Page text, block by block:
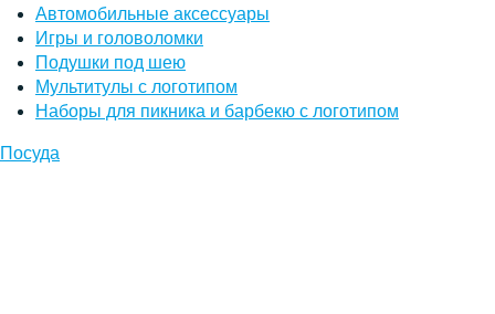
Автомобильные аксессуары
Игры и головоломки
Подушки под шею
Мультитулы с логотипом
Наборы для пикника и барбекю с логотипом
Посуда